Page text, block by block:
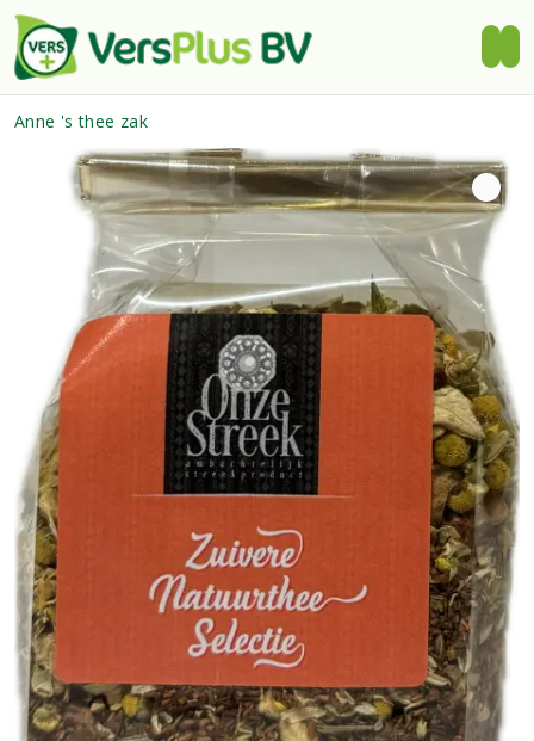
Anne 's thee zak